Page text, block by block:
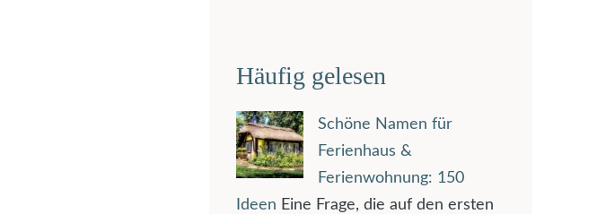
Häufig gelesen
Schöne Namen für
Ferienhaus &
Ferienwohnung: 150
Ideen Eine Frage, die auf den ersten